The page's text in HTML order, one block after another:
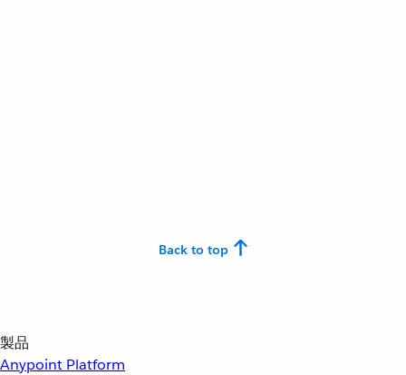
Back to top
製品
Anypoint Platform